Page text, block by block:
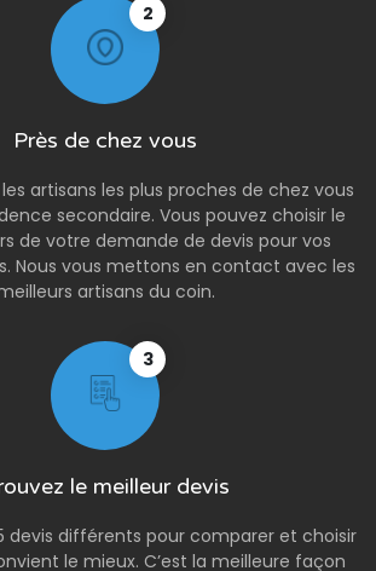
2
Près de chez vous
artisans les plus proches de chez vous
secondaire. Vous pouvez choisir le
de votre demande de devis pour vos
Nous vous mettons en contact avec les
artisans du coin.
3
le meilleur devis
devis différents pour comparer et choisir
le mieux. C’est la meilleure façon